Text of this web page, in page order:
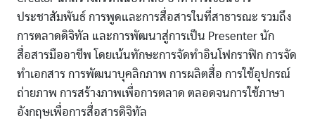
ประชาสัมพันธ์ การพูดและการสื่อสารในที่สาธารณะ รวมถึง
การตลาดดิจิทัล และการพัฒนาสู่การเป็น Presenter นัก
สื่อสารมืออาชีพ โดยเน้นทักษะการจัดทำอินโฟกราฟิก การจัด
ทำเอกสาร การพัฒนาบุคลิกภาพ การผลิตสื่อ การใช้อุปกรณ์
ถ่ายภาพ การสร้างภาพเพื่อการตลาด ตลอดจนการใช้ภาษา
อังกฤษเพื่อการสื่อสารดิจิทัล